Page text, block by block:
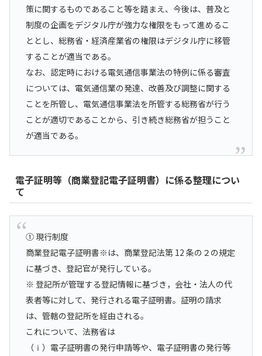
策に関するものであること等を踏まえ、今後は、普及と
制度の企画をデジタル庁が強力な権限をもって進めるこ
ととし、総務省・経済産業省の権限はデジタル庁に移管
することが適当である。
なお、認定時における電気通信事業法の特例に係る審査
については、電気通信業の発達、改善及び調整に関する
ことを所管し、電気通信事業法を所管する総務省が行う
ことが適切であることから、引き続き総務省が担うこと
が適当である。
電子証明等（商業登記電子証明書）に係る整理につい
て
① 現行制度
商業登記電子証明書※は、商業登記法第 12 条の２の規定
に基づき、登記官が発行している。
※ 登記所が管理する登記情報に基づき，会社・法人の代
表者等に対して、発行される電子証明書。証明の請求
は、管轄の登記所を経由される。
これについて、法務省は
（ⅰ）電子証明書の発行申請等や、電子証明書の発行等